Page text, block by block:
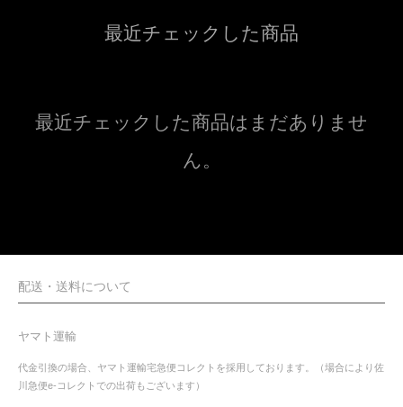
最近チェックした商品
最近チェックした商品はまだありませ
ん。
配送・送料について
ヤマト運輸
代金引換の場合、ヤマト運輸宅急便コレクトを採用しております。（場合により佐
川急便e-コレクトでの出荷もございます）